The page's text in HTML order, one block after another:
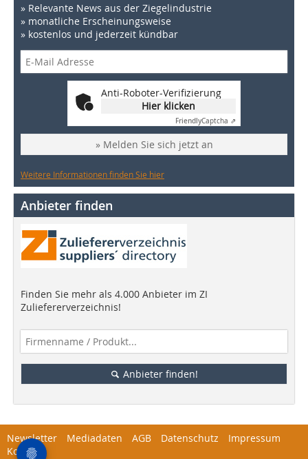
» Relevante News aus der Ziegelindustrie
» monatliche Erscheinungsweise
» kostenlos und jederzeit kündbar
Anti-Roboter-Verifizierung
Hier klicken
FriendlyCaptcha ⇗
» Melden Sie sich jetzt an
Weitere Informationen finden Sie hier
Anbieter finden
Finden Sie mehr als 4.000 Anbieter im ZI
Zuliefererverzeichnis!
Anbieter finden!
Newsletter Mediadaten AGB Datenschutz
Impressum
Kontakt